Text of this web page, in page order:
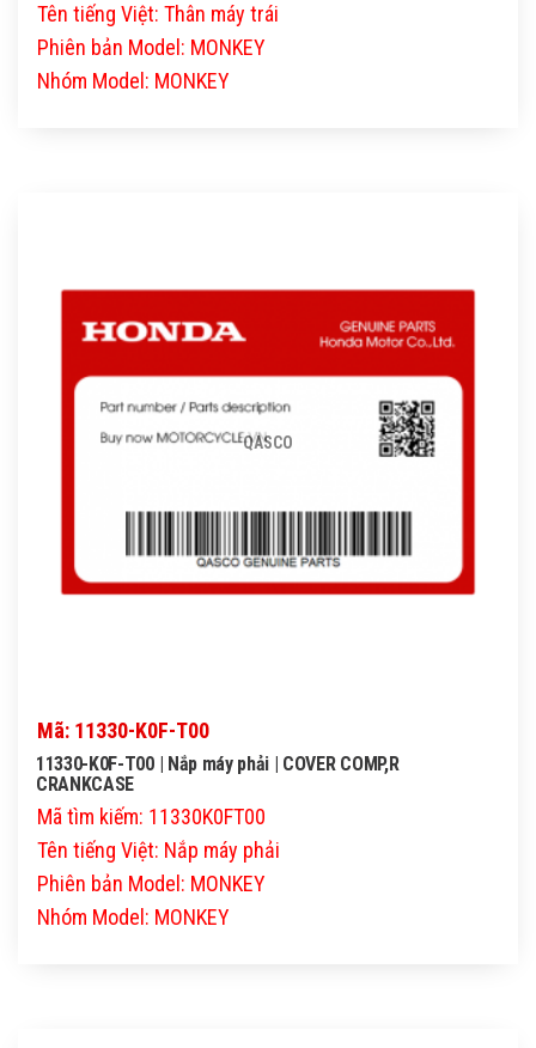
Tên tiếng Việt: Thân máy trái
Phiên bản Model: MONKEY
Nhóm Model: MONKEY
QASCO
Mã: 11330-K0F-T00
11330-K0F-T00 | Nắp máy phải | COVER COMP,R
CRANKCASE
Mã tìm kiếm: 11330K0FT00
Tên tiếng Việt: Nắp máy phải
Phiên bản Model: MONKEY
Nhóm Model: MONKEY